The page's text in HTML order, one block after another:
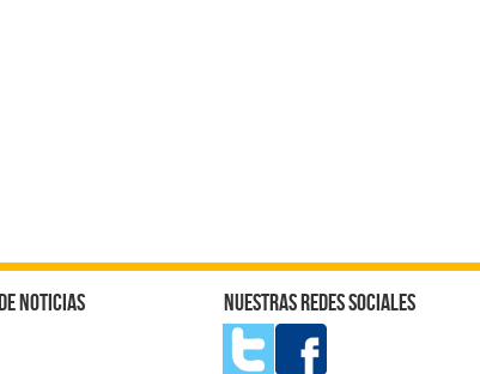
noticias Nuestras redes sociales